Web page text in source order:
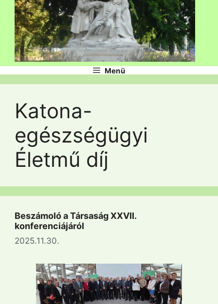
Menü
Katona-
egészségügyi
Életmű díj
Beszámoló a Társaság XXVII.
konferenciájáról
2025.11.30.